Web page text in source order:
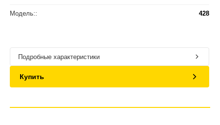
Модель:: 428
Подробные характеристики
Купить